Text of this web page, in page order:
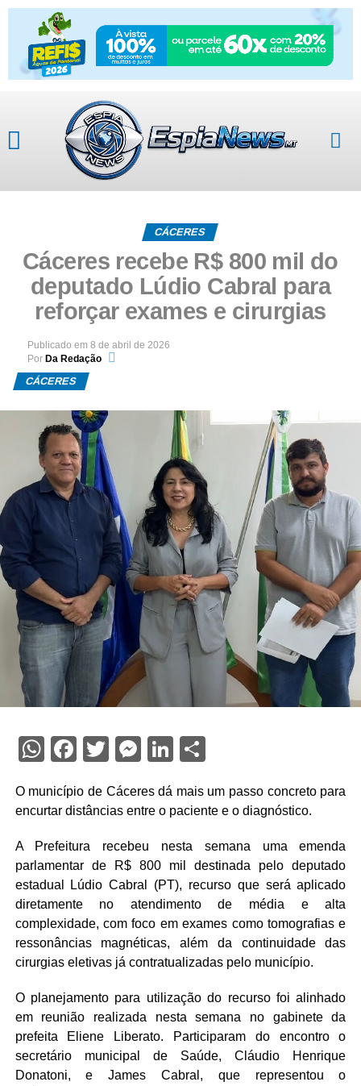
CÁCERES
Cáceres recebe R$ 800 mil do
deputado Lúdio Cabral para
reforçar exames e cirurgias
Publicado em 8 de abril de 2026
Por Da Redação
CÁCERES
WhatsApp
Facebook
Twitter
Messenger
LinkedIn
Share
O município de Cáceres dá mais um passo concreto para
encurtar distâncias entre o paciente e o diagnóstico.
A Prefeitura recebeu nesta semana uma emenda
parlamentar de R$ 800 mil destinada pelo deputado
estadual Lúdio Cabral (PT), recurso que será aplicado
diretamente no atendimento de média e alta
complexidade, com foco em exames como tomografias e
ressonâncias magnéticas, além da continuidade das
cirurgias eletivas já contratualizadas pelo município.
O planejamento para utilização do recurso foi alinhado
em reunião realizada nesta semana no gabinete da
prefeita Eliene Liberato. Participaram do encontro o
secretário municipal de Saúde, Cláudio Henrique
Donatoni, e James Cabral, que representou o